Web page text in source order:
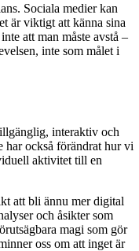
Sociala medier kan
är viktigt att känna sina
att man måste avstå –
inte som målet i
interaktiv och
har också förändrat hur vi
aktivitet till en
att bli ännu mer digital
och åsikter som
magi som gör
oss om att inget är